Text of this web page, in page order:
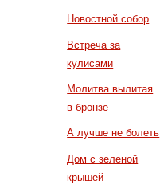
Новостной собор
Встреча за
кулисами
Молитва вылитая
в бронзе
А лучше не болеть
Дом с зеленой
крышей